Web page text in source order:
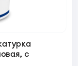
с